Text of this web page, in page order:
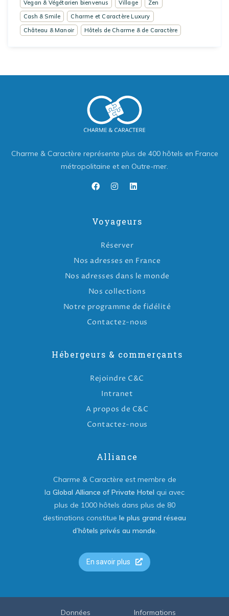
Vegan & Végétarien bienvenus
Village
Zen
Cash & Smile
Charme et Caractère Luxury
Château & Manoir
Hôtels de Charme & de Caractère
Charme & Caractère représente plus de 400 hôtels en France
métropolitaine et en Outre-mer.
Voyageurs
Réserver
Nos adresses en France
Nos adresses dans le monde
Nos collections
Notre programme de fidélité
Contactez-nous
Hébergeurs & commerçants
Rejoindre C&C
Intranet
A propos de C&C
Contactez-nous
Alliance
Charme & Caractère est membre de
la Global Alliance of Private Hotel qui avec
plus de 1000 hôtels dans plus de 80
destinations constitue le plus grand réseau
d’hôtels privés au monde.
En savoir plus
Données Informations